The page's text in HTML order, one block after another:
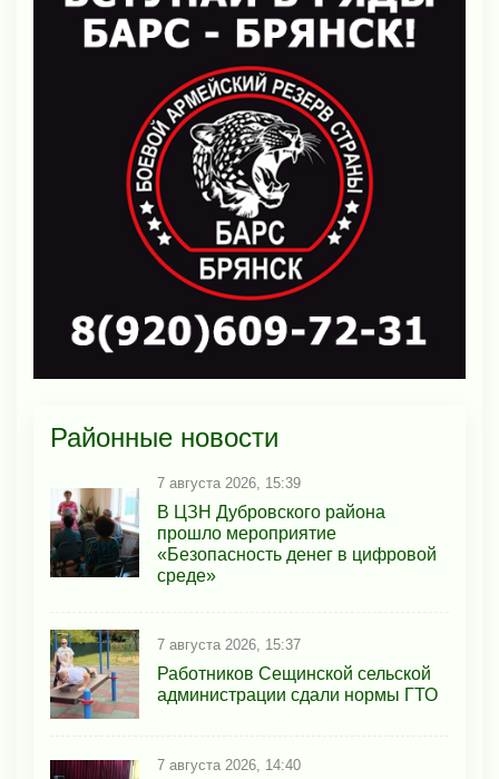
Районные новости
7 августа 2026, 15:39
В ЦЗН Дубровского района
прошло мероприятие
«Безопасность денег в цифровой
среде»
7 августа 2026, 15:37
Работников Сещинской сельской
администрации сдали нормы ГТО
7 августа 2026, 14:40